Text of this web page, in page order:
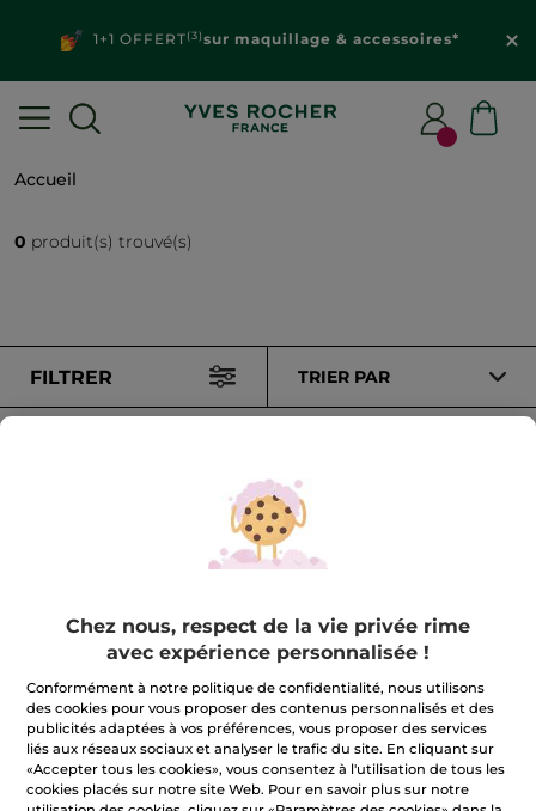
1+1 OFFERT(3)sur maquillage & accessoires*
Accueil
0 produit(s) trouvé(s)
FILTRER TRIER PAR
100%
actifs
végétaux
60 hectares de
champs biologiques
Voir plus
Chez nous, respect de la vie privée rime
avec expérience personnalisée !
Conformément à notre politique de confidentialité, nous utilisons
des cookies pour vous proposer des contenus personnalisés et des
publicités adaptées à vos préférences, vous proposer des services
liés aux réseaux sociaux et analyser le trafic du site. En cliquant sur
«Accepter tous les cookies», vous consentez à l'utilisation de tous les
cookies placés sur notre site Web. Pour en savoir plus sur notre